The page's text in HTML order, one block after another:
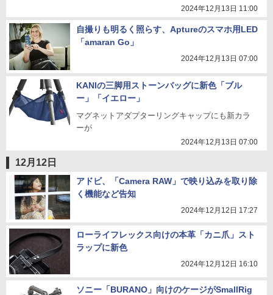
2024年12月13日 11:00
自撮りも明るく照らす、Aptureのスマホ用LED
「amaran Go」
2024年12月13日 07:00
KANIの三脚用ストーンバッグに新色「ブル
ー」「イエロー」
マグネットアダプターリングキャップにも新カラ
ーが
2024年12月13日 07:00
12月12日
アドビ、「Camera RAW」で映り込みを取り除
く機能など告知
2024年12月12日 17:27
ローライフレックス向けの本革「カニ爪」スト
ラップに新色
2024年12月12日 16:10
ソニー「BURANO」向けのケージがSmallRig